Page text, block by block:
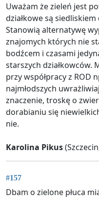
Uważam że zieleń jest
działkowe są
Stanowią alternatywę
znajomych których nie
bodźcem i czasami
starszych działkowców.
przy współpracy z ROD
najmłodszych
znaczenie, troskę o
dorabianiu się
nie.
Karolina Pikus
#157
Dbam o zielone płuca